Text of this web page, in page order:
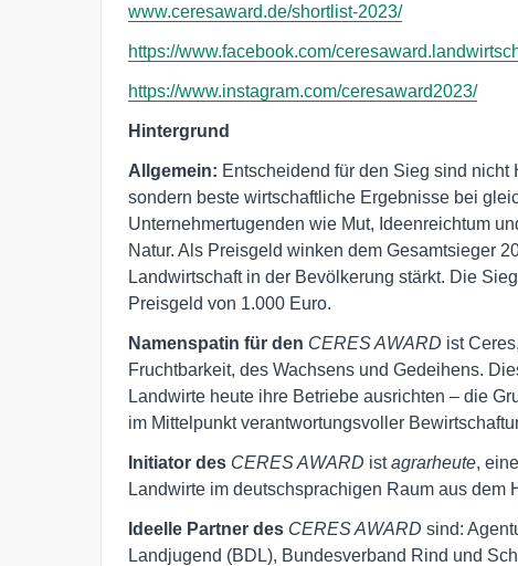
www.ceresaward.de/shortlist-2023/
https://www.facebook.com/
https://www.instagram.com/ceresaward2023/
Hintergrund
Allgemein: Entscheidend für den Sieg sind
sondern beste wirtschaftliche Ergebnisse bei
Unternehmertugenden wie Mut, Ideenreichtum
Natur. Als Preisgeld winken dem Gesamtsieger
Landwirtschaft in der Bevölkerung stärkt. Die
Preisgeld von 1.000 Euro.
Namenspatin für den CERES AWARD ist
Fruchtbarkeit, des Wachsens und Gedeihens.
Landwirte heute ihre Betriebe ausrichten – die
im Mittelpunkt verantwortungsvoller
Initiator des CERES AWARD istagrarheute,
Landwirte im deutschsprachigen Raum aus dem
Ideelle Partner des CERES AWARD sind:
Landjugend (BDL), Bundesverband Rind und